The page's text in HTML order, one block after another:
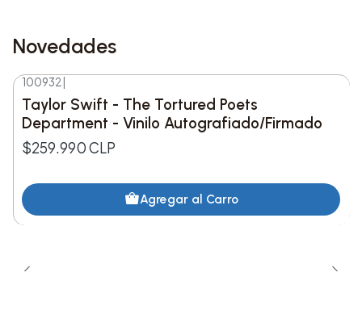
4. DENIAL IS A RIVER
5. CATFISH
6. SKIPP
8. BLOOM
Novedades
Nuevo
100932
Taylor Swift - The Tortured Poets
Department - Vinilo Autografiado/Firmado
$259.990 CLP
Agregar al Carro